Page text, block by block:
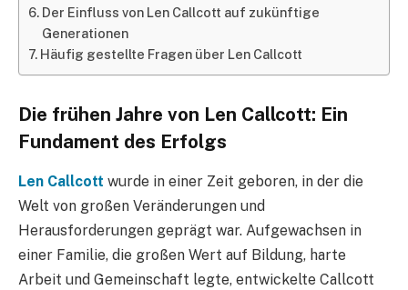
Der Einfluss von Len Callcott auf zukünftige
Generationen
Häufig gestellte Fragen über Len Callcott
Die frühen Jahre von Len Callcott: Ein
Fundament des Erfolgs
Len Callcott wurde in einer Zeit geboren, in der die
Welt von großen Veränderungen und
Herausforderungen geprägt war. Aufgewachsen in
einer Familie, die großen Wert auf Bildung, harte
Arbeit und Gemeinschaft legte, entwickelte Callcott